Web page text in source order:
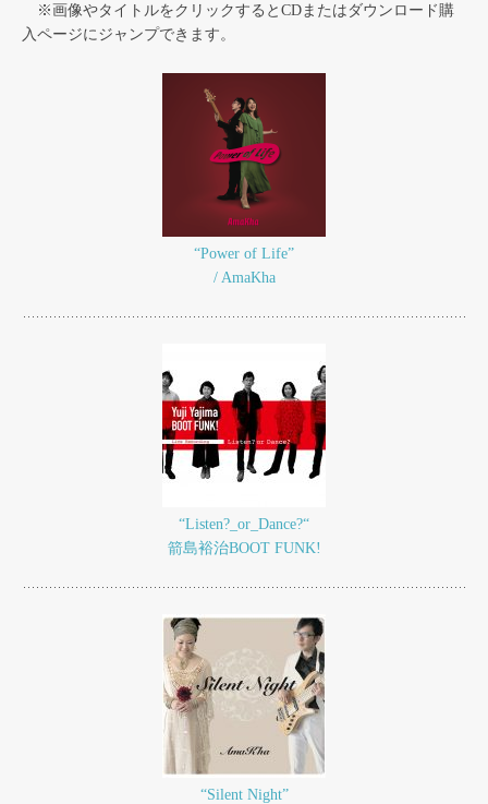
※画像やタイトルをクリックするとCDまたはダウンロード購
入ページにジャンプできます。
“Power of Life”
/ AmaKha
“Listen?_or_Dance?“
箭島裕治BOOT FUNK!
“Silent Night”